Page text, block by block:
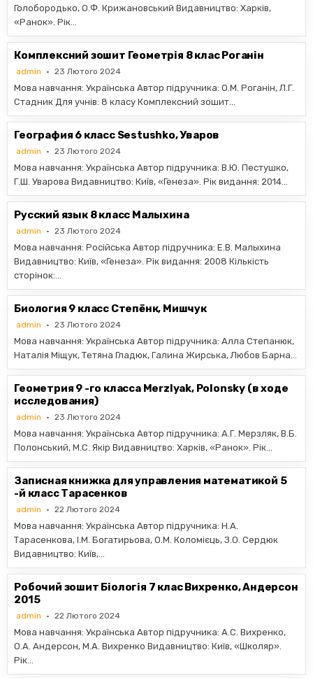
Голобородько, О.Ф. Крижановський Видавництво: Харків,
«Ранок». Рік…
Комплексний зошит Геометрія 8 клас Роганін
admin 23 Лютого 2024
Мова навчання: Українська Автор підручника: О.М. Роганін, Л.Г.
Стадник Для учнів: 8 класу Комплексний зошит…
География 6 класс Sestushko, Уваров
admin 23 Лютого 2024
Мова навчання: Українська Автор підручника: В.Ю. Пестушко,
Г.Ш. Уварова Видавництво: Київ, «Генеза». Рік видання: 2014…
Русский язык 8 класс Малыхина
admin 23 Лютого 2024
Мова навчання: Російська Автор підручника: Е.В. Малыхина
Видавництво: Київ, «Генеза». Рік видання: 2008 Кількість
сторінок:…
Биология 9 класс Степёнк, Мишчук
admin 23 Лютого 2024
Мова навчання: Українська Автор підручника: Алла Степанюк,
Наталія Міщук, Тетяна Гладюк, Галина Жирська, Любов Барна…
Геометрия 9 -го класса Merzlyak, Polonsky (в ходе
исследования)
admin 23 Лютого 2024
Мова навчання: Українська Автор підручника: А.Г. Мерзляк, В.Б.
Полонський, М.С. Якір Видавництво: Харків, «Ранок». Рік…
Записная книжка для управления математикой 5
-й класс Тарасенков
admin 22 Лютого 2024
Мова навчання: Українська Автор підручника: Н.А.
Тарасенкова, І.М. Богатирьова, О.М. Коломієць, З.О. Сердюк
Видавництво: Київ,…
Робочий зошит Біологія 7 клас Вихренко, Андерсон
2015
admin 22 Лютого 2024
Мова навчання: Українська Автор підручника: А.С. Вихренко,
О.А. Андерсон, М.А. Вихренко Видавництво: Київ, «Школяр».
Рік…